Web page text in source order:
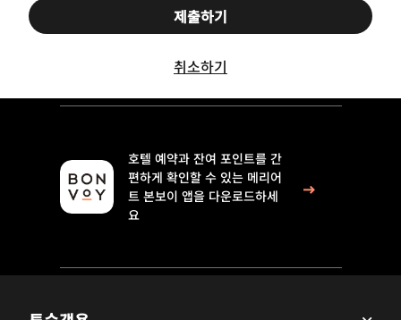
제출하기
취소하기
호텔 예약과 잔여 포인트를 간
편하게 확인할 수 있는 메리어
트 본보이 앱을 다운로드하세
요